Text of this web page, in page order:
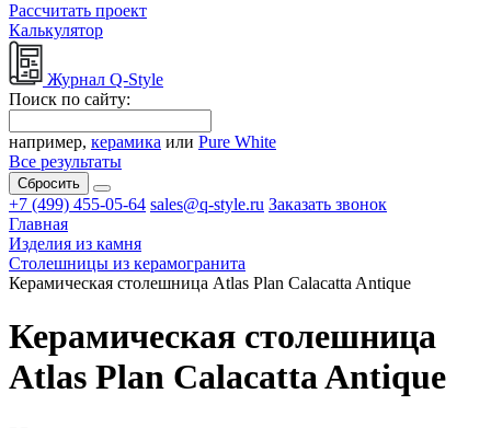
Рассчитать проект
Калькулятор
Журнал Q-Style
Поиск по сайту:
например, керамика или Pure White
Все результаты
Сбросить
+7 (499) 455-05-64 sales@q-style.ru Заказать звонок
Главная
Изделия из камня
Столешницы из керамогранита
Керамическая столешница Atlas Plan Calacatta Antique
Керамическая столешница
Atlas Plan Calacatta Antique